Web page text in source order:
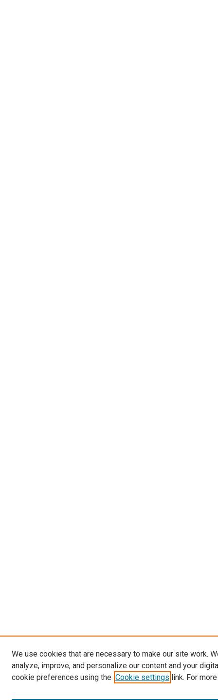
We use cookies that are necessary to make our site work.
analyze, improve, and personalize our content and your
cookie preferences using the Cookie settings link. For